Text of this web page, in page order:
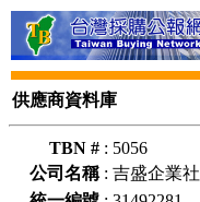
供應商資料庫
TBN # : 5056
公司名稱: 吉盛企業社